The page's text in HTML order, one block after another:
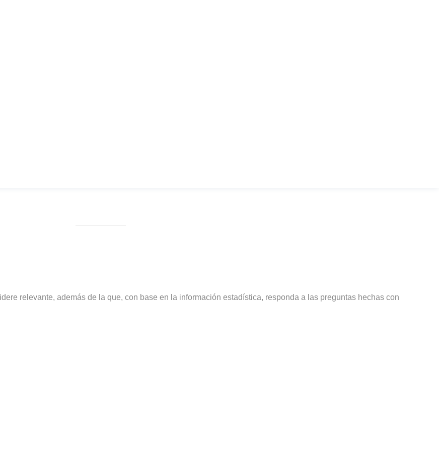
relevante, además de la que, con base en la información estadística, responda a las preguntas hechas con